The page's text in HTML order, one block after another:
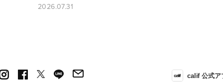
2026.07.31
calif 公式ア